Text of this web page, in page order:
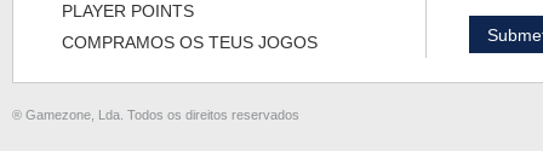
PLAYER POINTS
COMPRAMOS OS TEUS JOGOS
® Gamezone, Lda. Todos os direitos reservados